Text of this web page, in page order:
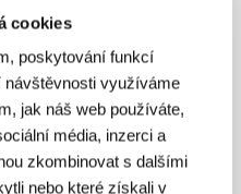
cookies
poskytování funkcí
návštěvnosti využíváme
jak náš web používáte,
média, inzerci a
zkombinovat s dalšími
nebo které získali v
Ethan(1957, Minneapolis)